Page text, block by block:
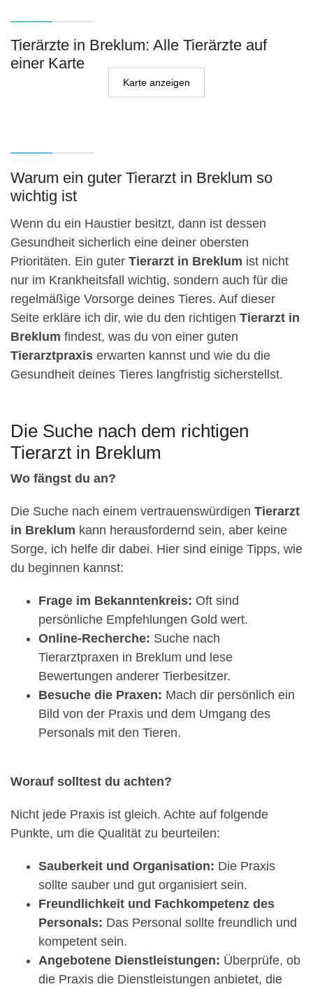
Tierärzte in Breklum: Alle Tierärzte auf
einer Karte
Karte anzeigen
Warum ein guter Tierarzt in Breklum so
wichtig ist
Wenn du ein Haustier besitzt, dann ist dessen
Gesundheit sicherlich eine deiner obersten
Prioritäten. Ein guter Tierarzt in Breklum ist nicht
nur im Krankheitsfall wichtig, sondern auch für die
regelmäßige Vorsorge deines Tieres. Auf dieser
Seite erkläre ich dir, wie du den richtigen Tierarzt in
Breklum findest, was du von einer guten
Tierarztpraxis erwarten kannst und wie du die
Gesundheit deines Tieres langfristig sicherstellst.
Die Suche nach dem richtigen
Tierarzt in Breklum
Wo fängst du an?
Die Suche nach einem vertrauenswürdigen Tierarzt
in Breklum kann herausfordernd sein, aber keine
Sorge, ich helfe dir dabei. Hier sind einige Tipps, wie
du beginnen kannst:
Frage im Bekanntenkreis: Oft sind
persönliche Empfehlungen Gold wert.
Online-Recherche: Suche nach
Tierarztpraxen in Breklum und lese
Bewertungen anderer Tierbesitzer.
Besuche die Praxen: Mach dir persönlich ein
Bild von der Praxis und dem Umgang des
Personals mit den Tieren.
Worauf solltest du achten?
Nicht jede Praxis ist gleich. Achte auf folgende
Punkte, um die Qualität zu beurteilen:
Sauberkeit und Organisation: Die Praxis
sollte sauber und gut organisiert sein.
Freundlichkeit und Fachkompetenz des
Personals: Das Personal sollte freundlich und
kompetent sein.
Angebotene Dienstleistungen: Überprüfe, ob
die Praxis die Dienstleistungen anbietet, die